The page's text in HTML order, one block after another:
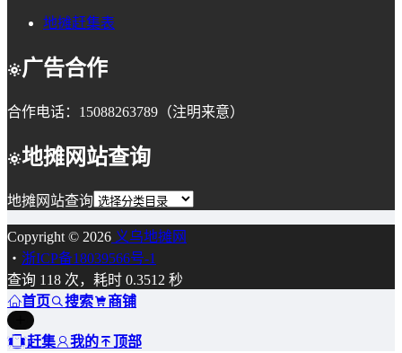
地摊赶集表
广告合作
合作电话：15088263789（注明来意）
地摊网站查询
地摊网站查询
Copyright © 2026 义乌地摊网
・ 浙ICP备18039566号-1
查询 118 次，耗时 0.3512 秒
首页
搜索 商铺
赶集 我的 顶部